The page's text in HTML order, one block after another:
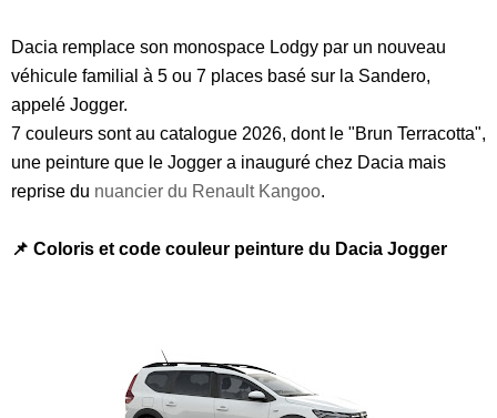
Dacia remplace son monospace Lodgy par un nouveau
véhicule familial à 5 ou 7 places basé sur la Sandero,
appelé Jogger.
7 couleurs sont au catalogue 2026, dont le "Brun Terracotta",
une peinture que le Jogger a inauguré chez Dacia mais
reprise du nuancier du Renault Kangoo.
📌 Coloris et code couleur peinture du Dacia Jogger